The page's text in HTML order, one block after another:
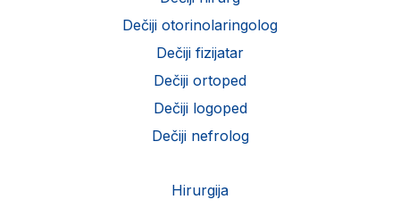
Dečiji otorinolaringolog
Dečiji fizijatar
Dečiji ortoped
Dečiji logoped
Dečiji nefrolog
Hirurgija